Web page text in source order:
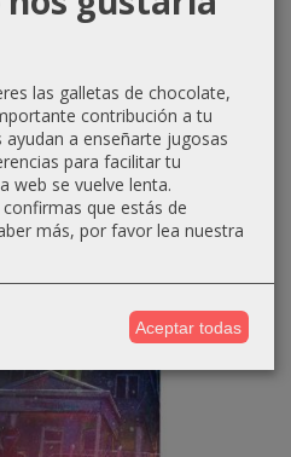
€18,95 €
las galletas de chocolate,
contribución a tu
a enseñarte jugosas
para facilitar tu
web se vuelve lenta.
que estás de
más, por favor lea nuestra
Aceptar todas